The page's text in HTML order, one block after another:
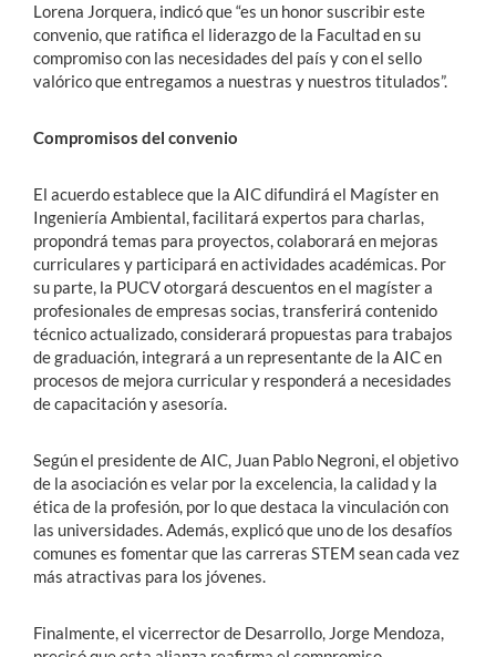
Lorena Jorquera, indicó que “es un honor suscribir este
convenio, que ratifica el liderazgo de la Facultad en su
compromiso con las necesidades del país y con el sello
valórico que entregamos a nuestras y nuestros titulados”.
Compromisos del convenio
El acuerdo establece que la AIC difundirá el Magíster en
Ingeniería Ambiental, facilitará expertos para charlas,
propondrá temas para proyectos, colaborará en mejoras
curriculares y participará en actividades académicas. Por
su parte, la PUCV otorgará descuentos en el magíster a
profesionales de empresas socias, transferirá contenido
técnico actualizado, considerará propuestas para trabajos
de graduación, integrará a un representante de la AIC en
procesos de mejora curricular y responderá a necesidades
de capacitación y asesoría.
Según el presidente de AIC, Juan Pablo Negroni, el objetivo
de la asociación es velar por la excelencia, la calidad y la
ética de la profesión, por lo que destaca la vinculación con
las universidades. Además, explicó que uno de los desafíos
comunes es fomentar que las carreras STEM sean cada vez
más atractivas para los jóvenes.
Finalmente, el vicerrector de Desarrollo, Jorge Mendoza,